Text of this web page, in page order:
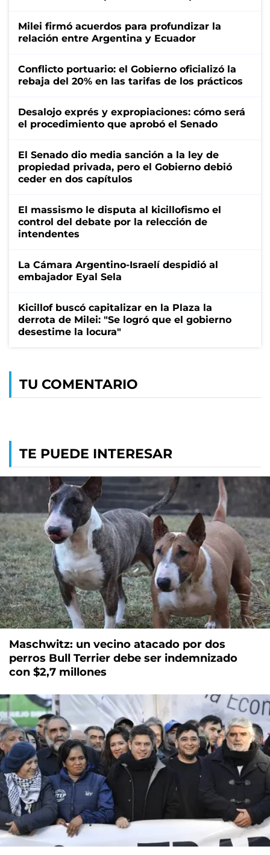
Milei firmó acuerdos para profundizar la
relación entre Argentina y Ecuador
Conflicto portuario: el Gobierno oficializó la
rebaja del 20% en las tarifas de los prácticos
Desalojo exprés y expropiaciones: cómo será
el procedimiento que aprobó el Senado
El Senado dio media sanción a la ley de
propiedad privada, pero el Gobierno debió
ceder en dos capítulos
El massismo le disputa al kicillofismo el
control del debate por la relección de
intendentes
La Cámara Argentino-Israelí despidió al
embajador Eyal Sela
Kicillof buscó capitalizar en la Plaza la
derrota de Milei: "Se logró que el gobierno
desestime la locura"
TU COMENTARIO
TE PUEDE INTERESAR
Maschwitz: un vecino atacado por dos
perros Bull Terrier debe ser indemnizado
con $2,7 millones